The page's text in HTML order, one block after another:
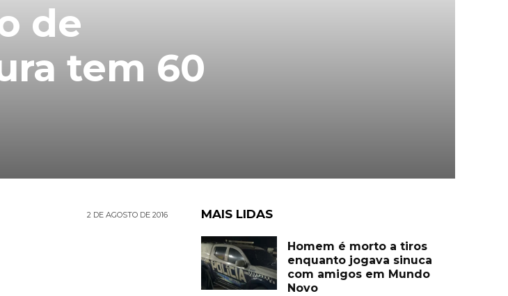
de
tem 60
2 DE AGOSTO DE 2016 MAIS LIDAS
Homem é morto a tiros
enquanto jogava sinuca
com amigos em Mundo
Novo